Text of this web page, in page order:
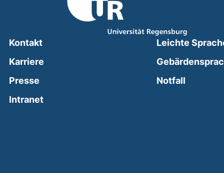
Kontakt
Karriere
Presse
Intranet(external link, opens in a new window)
Leichte
Notfall